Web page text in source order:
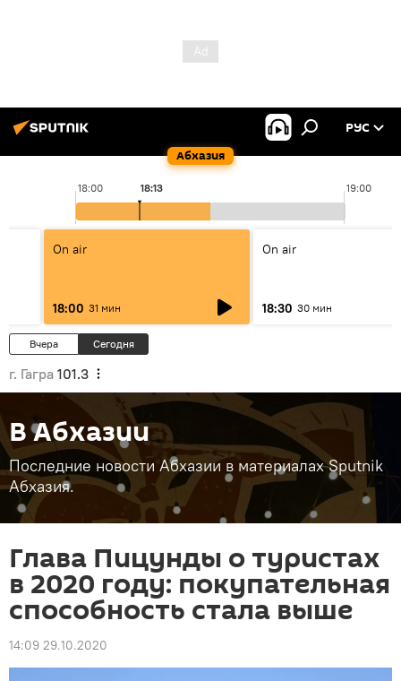
Абхазия
РУС
18:00 19:00
18:13
On air
18:00 31 мин
On air
18:30 30 мин
Вчера Сегодня
г. Гагра 101.3
В Абхазии
Последние новости Абхазии в материалах Sputnik
Абхазия.
Глава Пицунды о туристах
в 2020 году: покупательная
способность стала выше
14:09 29.10.2020